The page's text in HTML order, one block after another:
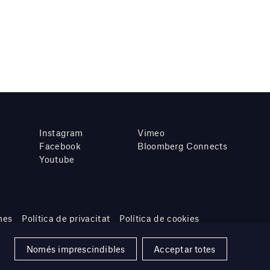
Instagram
Facebook
Youtube
Vimeo
Bloomberg Connects
Política de privacitat Política de cookies
Només imprescindibles Acceptar totes